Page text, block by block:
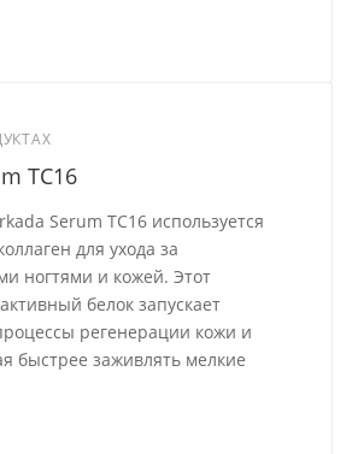
TC16
Serum TC16 используется
для ухода за
ногтями и кожей. Этот
белок запускает
регенерации кожи и
быстрее заживлять мелкие